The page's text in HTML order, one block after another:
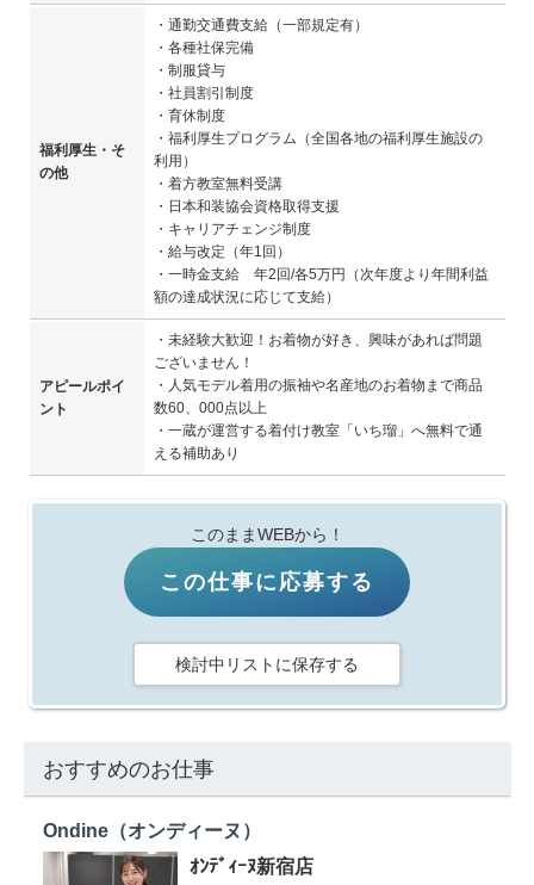
福利厚生・そ
の他
・通勤交通費支給（一部規定有）
・各種社保完備
・制服貸与
・社員割引制度
・育休制度
・福利厚生プログラム（全国各地の福利厚生施設の
利用）
・着方教室無料受講
・日本和装協会資格取得支援
・キャリアチェンジ制度
・給与改定（年1回）
・一時金支給 年2回/各5万円（次年度より年間利益
額の達成状況に応じて支給）
アピールポイ
ント
・未経験大歓迎！お着物が好き、興味があれば問題
ございません！
・人気モデル着用の振袖や名産地のお着物まで商品
数60、000点以上
・一蔵が運営する着付け教室「いち瑠」へ無料で通
える補助あり
このままWEBから！
この仕事に応募する
検討中リストに保存する
おすすめのお仕事
Ondine（オンディーヌ）
ｵﾝﾃﾞｨｰﾇ新宿店